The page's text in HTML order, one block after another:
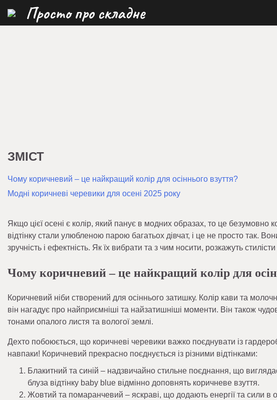
Перейти
до
Просто про складне
ЗМІСТ
Чому коричневий – це найкращий колір для осіннього взуття?
Модні коричневі черевики для осені 2025 року
Якщо цієї осені є колір, який панує в модних образах, то це безумовно
відтінку стали улюбленою парою багатьох дівчат, і це не просто так.
зручність і ефектність. Як їх вибрати та з чим носити, розкажуть
Чому коричневий – це найкращий колір для
Коричневий ніби створений для осіннього затишку. Колір кави та
він нагадує про найприємніші та найзатишніші моменти. Він також
тонами опалого листя та вологої землі.
Дехто побоюється, що коричневі черевики важко поєднувати із
навпаки! Коричневий прекрасно поєднується із різними відтінками:
Блакитний та синій – надзвичайно стильне поєднання, що
блуза відтінку baby blue відмінно доповнять коричневе взуття.
Жовтий та помаранчевий – яскраві, що додають енергії та сили в